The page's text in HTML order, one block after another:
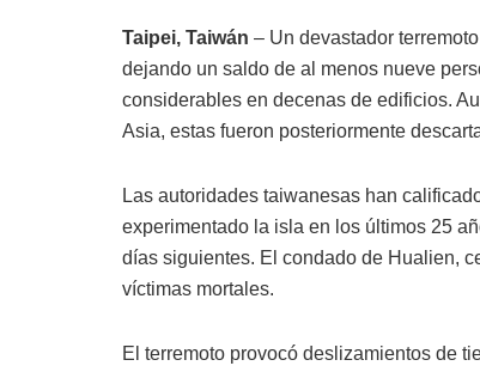
Taipei, Taiwán – Un devastador
dejando un saldo de al menos nueve
considerables en decenas de edificios.
Asia, estas fueron posteriormente
Las autoridades taiwanesas han
experimentado la isla en los últimos 25
días siguientes. El condado de Hualien,
víctimas mortales.
El terremoto provocó deslizamientos de